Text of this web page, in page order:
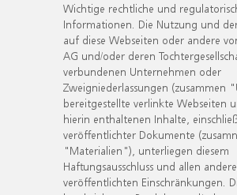
Wichtige rechtliche und
Informationen. Die Nutzung und
auf diese Webseiten oder andere
AG und/oder deren
verbundenen Unternehmen oder
Zweigniederlassungen (zusammen
bereitgestellte verlinkte Webseiten
hierin enthaltenen Inhalte,
veröffentlichter Dokumente
"Materialien"), unterliegen diesem
Haftungsausschluss und allen
veröffentlichten Einschränkungen.